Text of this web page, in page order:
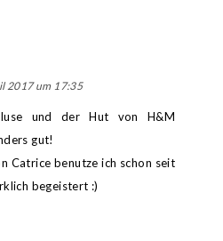
2017 um 17:35
und der Hut von H&M
gut!
Catrice benutze ich schon seit
begeistert :)